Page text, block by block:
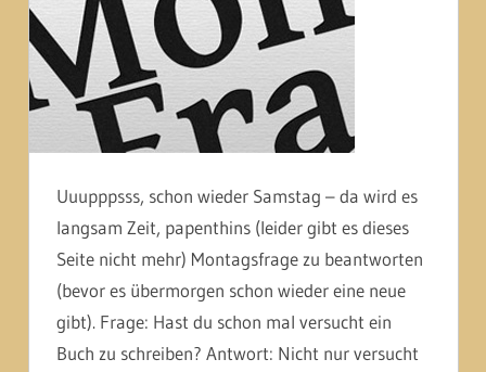
Uuupppsss, schon wieder Samstag – da wird es
langsam Zeit, papenthins (leider gibt es dieses
Seite nicht mehr) Montagsfrage zu beantworten
(bevor es übermorgen schon wieder eine neue
gibt). Frage: Hast du schon mal versucht ein
Buch zu schreiben? Antwort: Nicht nur versucht